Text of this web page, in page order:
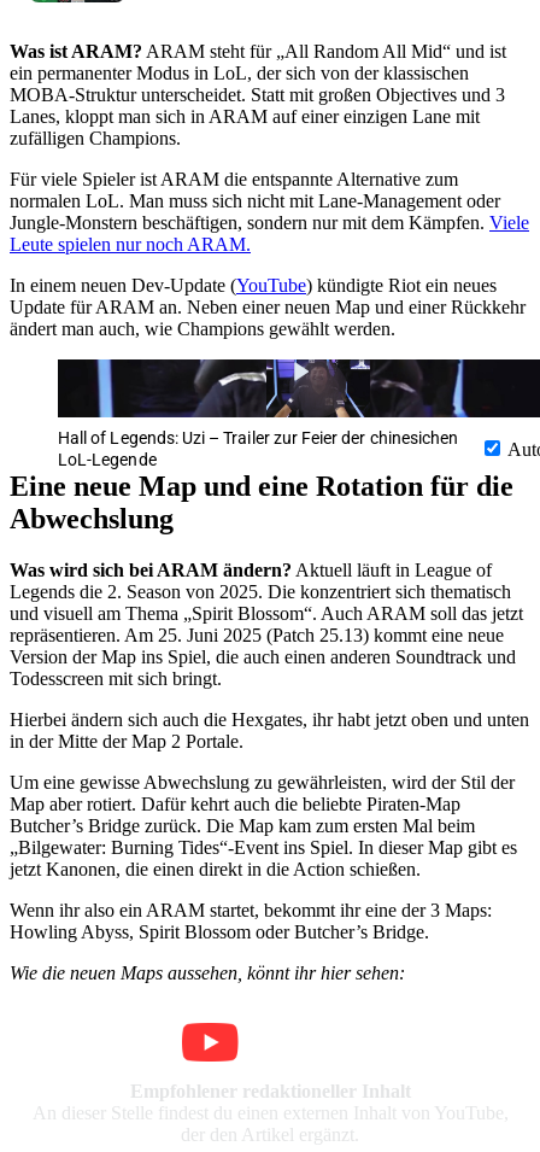
Was ist ARAM? ARAM steht für „All Random All Mid“ und ist
ein permanenter Modus in LoL, der sich von der klassischen
MOBA-Struktur unterscheidet. Statt mit großen Objectives und 3
Lanes, kloppt man sich in ARAM auf einer einzigen Lane mit
zufälligen Champions.
Für viele Spieler ist ARAM die entspannte Alternative zum
normalen LoL. Man muss sich nicht mit Lane-Management oder
Jungle-Monstern beschäftigen, sondern nur mit dem Kämpfen. Viele
Leute spielen nur noch ARAM.
In einem neuen Dev-Update (YouTube) kündigte Riot ein neues
Update für ARAM an. Neben einer neuen Map und einer Rückkehr
ändert man auch, wie Champions gewählt werden.
Hall of Legends: Uzi – Trailer zur Feier der chinesichen
LoL-Legende
Eine neue Map und eine Rotation für die
Abwechslung
Was wird sich bei ARAM ändern? Aktuell läuft in League of
Legends die 2. Season von 2025. Die konzentriert sich thematisch
und visuell am Thema
Spirit Blossom . Auch ARAM soll das jetzt
repräsentieren. Am 25. Juni 2025 (Patch 25.13) kommt eine neue
Version der Map ins Spiel, die auch einen anderen Soundtrack und
Todesscreen mit sich bringt.
Hierbei ändern sich auch die Hexgates, ihr habt jetzt oben und unten
in der Mitte der Map 2 Portale.
Um eine gewisse Abwechslung zu gewährleisten, wird der Stil der
Map aber rotiert. Dafür kehrt auch die beliebte Piraten-Map
Butcher’s Bridge zurück. Die Map kam zum ersten Mal beim
Bilgewater: Burning Tides -Event ins Spiel. In dieser Map gibt es
jetzt Kanonen, die einen direkt in die Action schießen.
Wenn ihr also ein ARAM startet, bekommt ihr eine der 3 Maps:
Howling Abyss, Spirit Blossom oder Butcher’s Bridge.
Wie die neuen Maps aussehen, könnt ihr hier sehen:
Empfohlener redaktioneller Inhalt
An dieser Stelle findest du einen externen Inhalt von YouTube,
der den Artikel ergänzt.